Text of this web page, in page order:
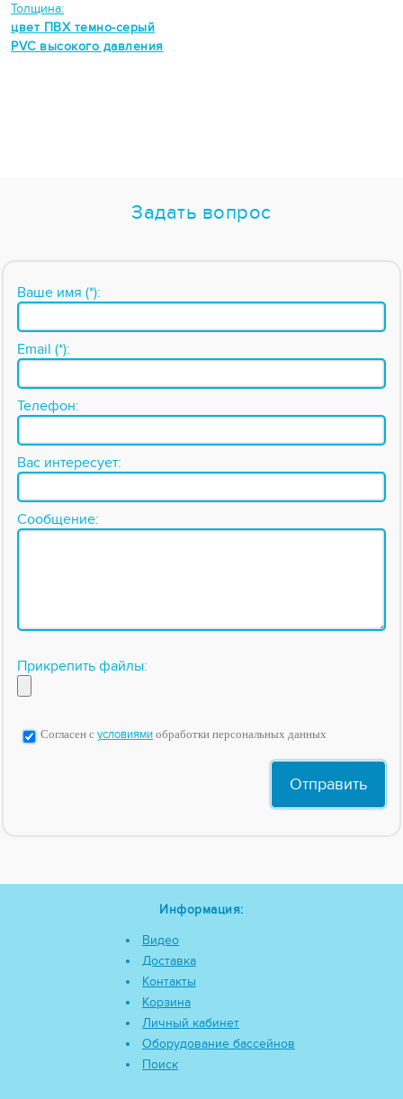
Толщина:
цвет ПВХ темно-серый
PVC высокого давления
Задать вопрос
Ваше имя (*):
Email (*):
Телефон:
Вас интересует:
Сообщение:
Прикрепить файлы:
Согласен с условиями обработки персональных данных
Информация:
Видео
Доставка
Контакты
Корзина
Личный кабинет
Оборудование бассейнов
Поиск